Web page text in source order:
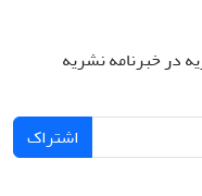
در خبرنامه نشریه
اشتراک